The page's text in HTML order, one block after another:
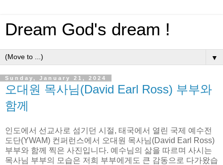
Dream God's dream !
▼
Sunday, January 21, 2024
오대원 목사님(David Earl Ross) 부부와
함께
인도에서 선교사로 섬기던 시절, 태국에서 열린 국제 예수전
도단(YWAM) 컨퍼런스에서 오대원 목사님(David Earl Ross)
부부와 함께 찍은 사진입니다. 예수님의 삶을 따르며 사시는
목사님 부부의 모습은 저희 부부에게도 큰 감동으로 다가왔습